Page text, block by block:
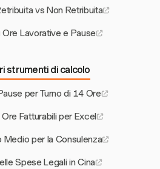
vs Non Retribuita
Lavorative e Pause
strumenti di calcolo
per Turno di 14 Ore
Fatturabili per Excel
Medio per la Consulenza
Spese Legali in Cina